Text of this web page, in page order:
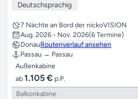
Deutschsprachig
7 Nächte an Bord der nickoVISION
Aug. 2026 - Nov. 2026(6 Termine)
DonauRoutenverlauf ansehen
Passau → Passau
Außenkabine
ab1.105 € p.P.
Balkonkabine